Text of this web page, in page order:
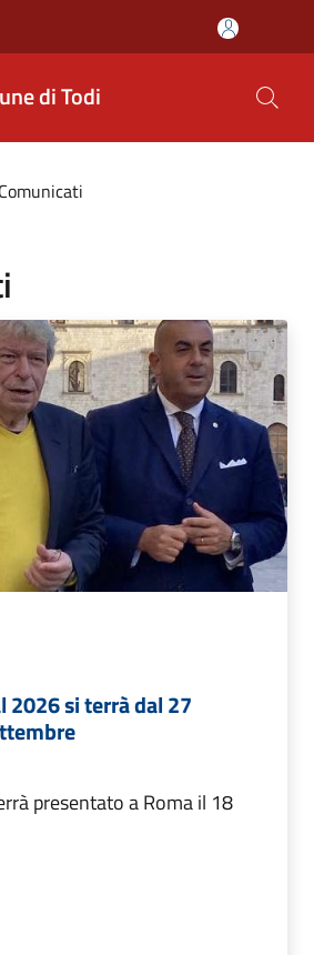
di Todi
Comunicati
2026 si terrà dal 27
presentato a Roma il 18